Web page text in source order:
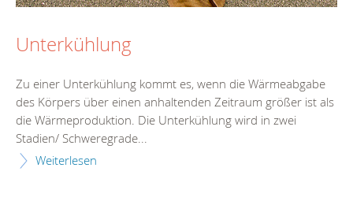
Unterkühlung
Zu einer Unterkühlung kommt es, wenn die Wärmeabgabe
des Körpers über einen anhaltenden Zeitraum größer ist als
die Wärmeproduktion. Die Unterkühlung wird in zwei
Stadien/ Schweregrade...
Weiterlesen